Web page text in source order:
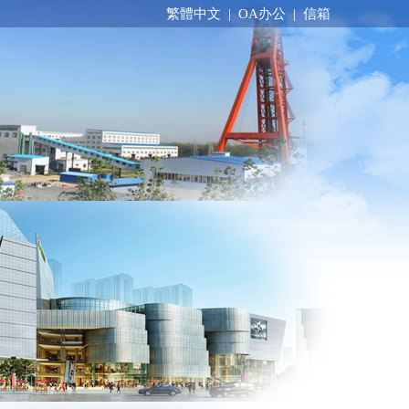
繁體中文 | OA办公|信箱